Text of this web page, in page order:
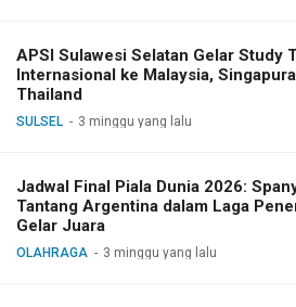
APSI Sulawesi Selatan Gelar Study
Internasional ke Malaysia,
Thailand
SULSEL 3 minggu yang lalu
Jadwal Final Piala Dunia 2026:
Tantang Argentina dalam Laga
Gelar Juara
OLAHRAGA 3 minggu yang lalu